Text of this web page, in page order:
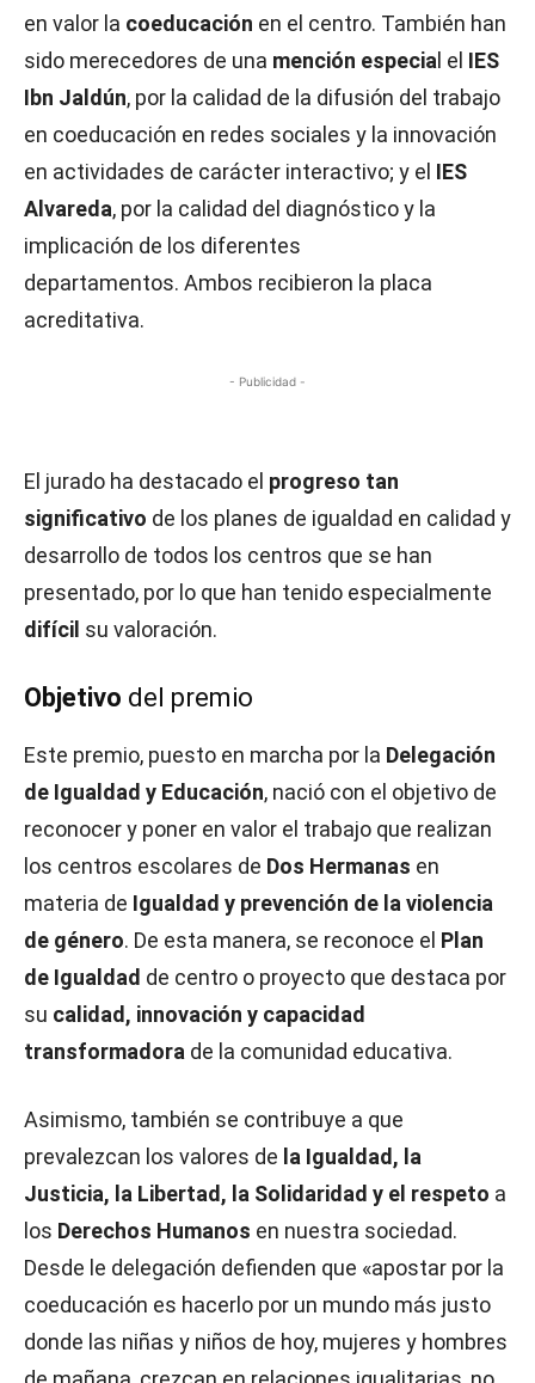
en valor la coeducación en el centro. También han
sido merecedores de una mención especia l el IES
Ibn Jaldún, por la calidad de la difusión del trabajo
en coeducación en redes sociales y la innovación
en actividades de carácter interactivo; y el IES
Alvareda, por la calidad del diagnóstico y la
implicación de los diferentes
departamentos. Ambos recibieron la placa
acreditativa.
- Publicidad -
El jurado ha destacado el progreso tan
significativo de los planes de igualdad en calidad y
desarrollo de todos los centros que se han
presentado, por lo que han tenido especialmente
difícil su valoración.
Objetivo del premio
Este premio, puesto en marcha por la Delegación
de Igualdad y Educación, nació con el objetivo de
reconocer y poner en valor el trabajo que realizan
los centros escolares de Dos Hermanas en
materia de Igualdad y prevención de la violencia
de género. De esta manera, se reconoce el Plan
de Igualdad de centro o proyecto que destaca por
su calidad, innovación y capacidad
transformadora de la comunidad educativa.
Asimismo, también se contribuye a que
prevalezcan los valores de la Igualdad, la
Justicia, la Libertad, la Solidaridad y el respeto a
los Derechos Humanos en nuestra sociedad.
Desde le delegación defienden que «apostar por la
coeducación es hacerlo por un mundo más justo
donde las niñas y niños de hoy, mujeres y hombres